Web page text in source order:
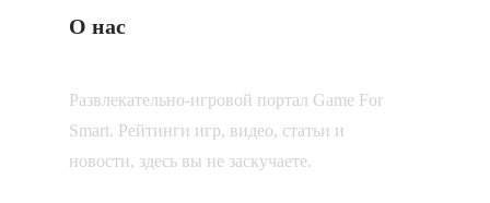
О нас
Развлекательно-игровой портал Game For
Smart. Рейтинги игр, видео, статьи и
новости, здесь вы не заскучаете.